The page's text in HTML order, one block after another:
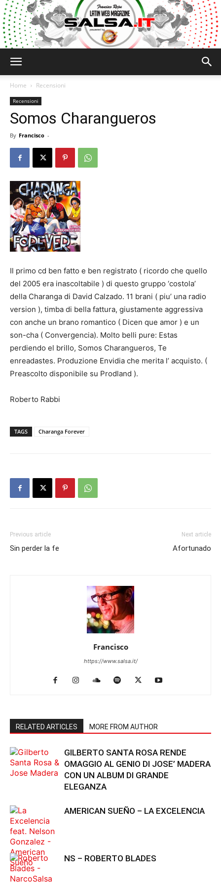
Home Recensioni
Recensioni
Somos Charangueros
By Francisco -
Il primo cd ben fatto e ben registrato ( ricordo che quello
del 2005 era inascoltabile ) di questo gruppo ‘costola’
della Charanga di David Calzado. 11 brani ( piu’ una radio
version ), timba di bella fattura, giustamente aggressiva
con anche un brano romantico ( Dicen que amor ) e un
son-cha ( Convergencia). Molto belli pure: Estas
perdiendo el brillo, Somos Charangueros, Te
enreadastes. Produzione Envidia che merita l’ acquisto. (
Preascolto disponibile su Prodland ).
Roberto Rabbi
TAGS Charanga Forever
Previous article
Sin perder la fe
Next article
Afortunado
Francisco
https://www.salsa.it/
RELATED ARTICLES MORE FROM AUTHOR
GILBERTO SANTA ROSA RENDE
OMAGGIO AL GENIO DI JOSE’ MADERA
CON UN ALBUM DI GRANDE
ELEGANZA
AMERICAN SUEÑO – LA EXCELENCIA
NS – ROBERTO BLADES